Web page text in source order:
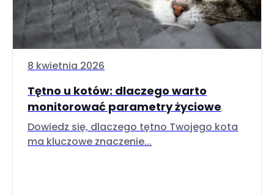
8 kwietnia 2026
Tętno u kotów: dlaczego warto
monitorować parametry życiowe
Dowiedz się, dlaczego tętno Twojego kota
ma kluczowe znaczenie...